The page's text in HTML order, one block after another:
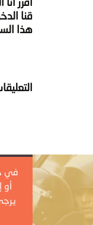
قنا
هذا
في